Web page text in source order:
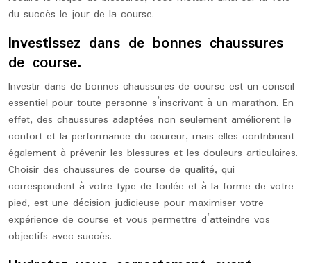
du succès le jour de la course.
Investissez dans de bonnes chaussures
de course.
Investir dans de bonnes chaussures de course est un conseil
essentiel pour toute personne s’inscrivant à un marathon. En
effet, des chaussures adaptées non seulement améliorent le
confort et la performance du coureur, mais elles contribuent
également à prévenir les blessures et les douleurs articulaires.
Choisir des chaussures de course de qualité, qui
correspondent à votre type de foulée et à la forme de votre
pied, est une décision judicieuse pour maximiser votre
expérience de course et vous permettre d’atteindre vos
objectifs avec succès.